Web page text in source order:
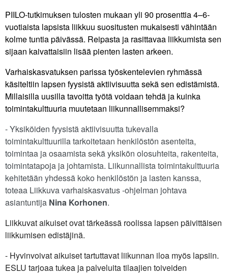
PIILO-tutkimuksen tulosten mukaan yli 90 prosenttia 4–6-
vuotiaista lapsista liikkuu suositusten mukaisesti vähintään
kolme tuntia päivässä. Reipasta ja rasittavaa liikkumista sen
sijaan kaivattaisiin lisää pienten lasten arkeen.
Varhaiskasvatuksen parissa työskentelevien ryhmässä
käsiteltiin lapsen fyysistä aktiivisuutta sekä sen edistämistä.
Millaisilla uusilla tavoitta työtä voidaan tehdä ja kuinka
toimintakulttuuria muutetaan liikunnallisemmaksi?
- Yksiköiden fyysistä aktiivisuutta tukevalla
toimintakulttuurilla tarkoitetaan henkilöstön asenteita,
toimintaa ja osaamista sekä yksikön olosuhteita, rakenteita,
toimintatapoja ja johtamista. Liikunnallista toimintakulttuuria
kehitetään yhdessä koko henkilöstön ja lasten kanssa,
toteaa Liikkuva varhaiskasvatus -ohjelman johtava
asiantuntija Nina Korhonen.
Liikkuvat aikuiset ovat tärkeässä roolissa lapsen päivittäisen
liikkumisen edistäjinä.
- Hyvinvoivat aikuiset tartuttavat liikunnan iloa myös lapsiin.
ESLU tarjoaa tukea ja palveluita tilaajien toiveiden